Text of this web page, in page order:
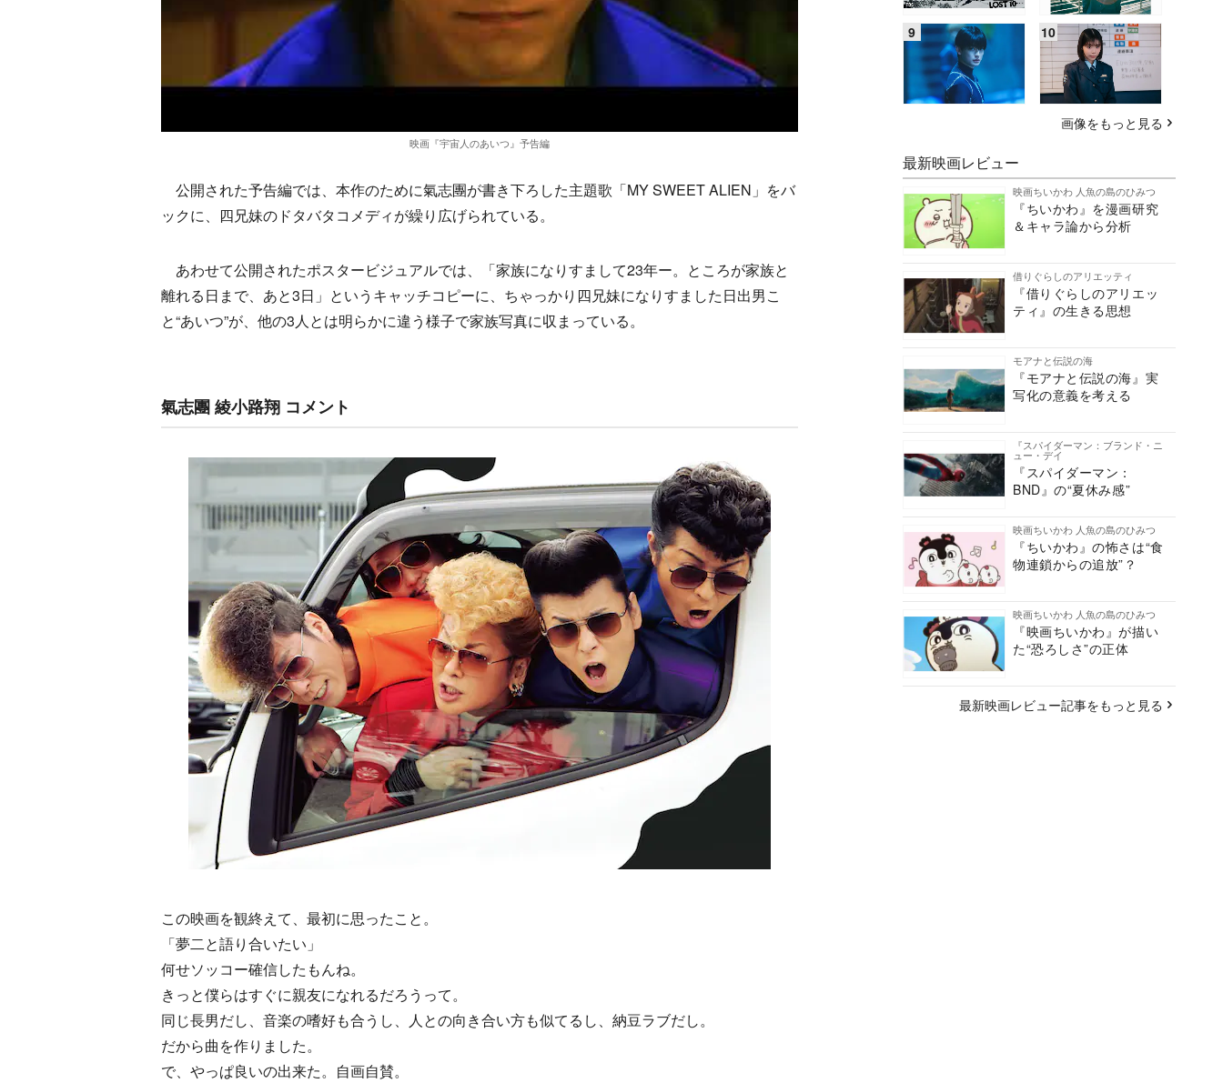
映画『宇宙人のあいつ』予告編
公開された予告編では、本作のために氣志團が書き下ろした主題歌「MY SWEET ALIEN」をバ
ックに、四兄妹のドタバタコメディが繰り広げられている。
あわせて公開されたポスタービジュアルでは、「家族になりすまして23年ー。ところが家族と
離れる日まで、あと3日」というキャッチコピーに、ちゃっかり四兄妹になりすました日出男こ
と“あいつ”が、他の3人とは明らかに違う様子で家族写真に収まっている。
氣志團 綾小路翔 コメント
この映画を観終えて、最初に思ったこと。
「夢二と語り合いたい」
何せソッコー確信したもんね。
きっと僕らはすぐに親友になれるだろうって。
同じ長男だし、音楽の嗜好も合うし、人との向き合い方も似てるし、納豆ラブだし。
だから曲を作りました。
で、やっぱ良いの出来た。自画自賛。
画像をもっと見る
最新映画レビュー
映画ちいかわ 人魚の島のひみつ
『ちいかわ』を漫画研究
＆キャラ論から分析
借りぐらしのアリエッティ
『借りぐらしのアリエッ
ティ』の生きる思想
モアナと伝説の海
『モアナと伝説の海』実
写化の意義を考える
『スパイダーマン：ブランド・ニ
ュー・デイ
『スパイダーマン：
BND』の“夏休み感”
映画ちいかわ 人魚の島のひみつ
『ちいかわ』の怖さは“食
物連鎖からの追放”？
映画ちいかわ 人魚の島のひみつ
『映画ちいかわ』が描い
た“恐ろしさ”の正体
最新映画レビュー記事をもっと見る